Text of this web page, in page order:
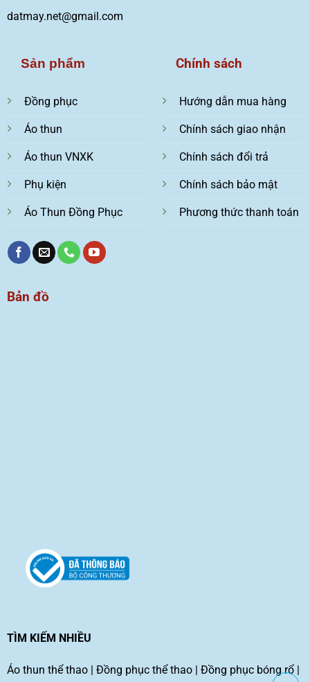
datmay.net@gmail.com
Sản phẩm
Đồng phục
Áo thun
Áo thun VNXK
Phụ kiện
Áo Thun Đồng Phục
Chính sách
Hướng dẫn mua hàng
Chính sách giao nhận
Chính sách đổi trả
Chính sách bảo mật
Phương thức thanh toán
Bản đồ
TÌM KIẾM NHIỀU
Áo thun thể thao| Đồng phục thể thao| Đồng phục bóng rổ|